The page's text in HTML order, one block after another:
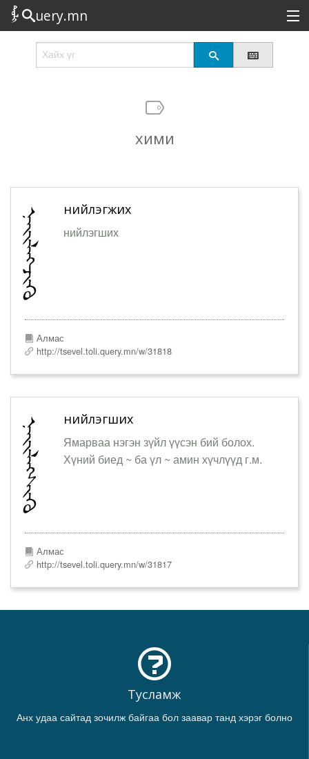
uery.mn
Сонирхолтой
хими
нийлэгжих
нийлэгших
Алмас
http://tsevel.toli.query.mn/w/31818
нийлэгших
Ямарваа нэгэн зүйл үүсэн бий болох.
Хүний биед ~ ба үл ~ амин хүчлүүд г.м.
Алмас
http://tsevel.toli.query.mn/w/31817
Тусламж
Анх удаа сайтад зочилж байгаа бол заавар танд хэрэг болно